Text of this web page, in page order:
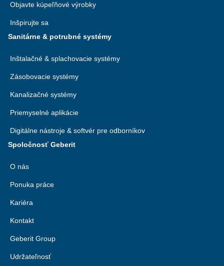
Objavte kúpeľňové výrobky
Inšpirujte sa
Sanitárne & potrubné systémy
Inštalačné & splachovacie systémy
Zásobovacie systémy
Kanalizačné systémy
Priemyselné aplikácie
Digitálne nástroje & softvér pre odborníkov
Spoločnosť Geberit
O nás
Ponuka práce
Kariéra
Kontakt
Geberit Group
Udržateľnosť